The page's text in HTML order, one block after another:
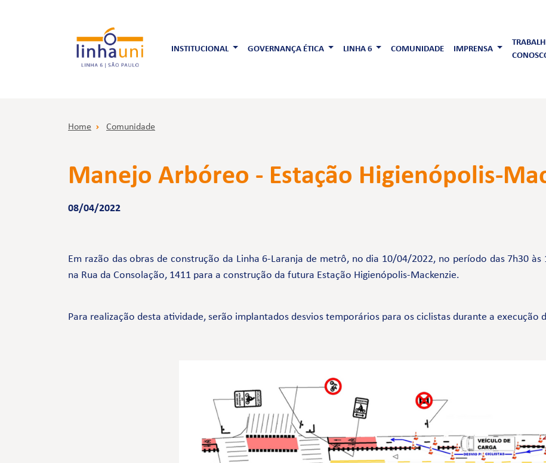
INSTITUCIONAL GOVERNANÇA ÉTICA LINHA 6 COMUNIDADE IMPRENSA
Home Comunidade
Manejo Arbóreo - Estação Higienópolis-
08/04/2022
Em razão das obras de construção da Linha 6-Laranja de metrô, no dia 10/04/2022, no período das 7h30
na Rua da Consolação, 1411 para a construção da futura Estação Higienópolis-Mackenzie.
Para realização desta atividade, serão implantados desvios temporários para os ciclistas durante a execução